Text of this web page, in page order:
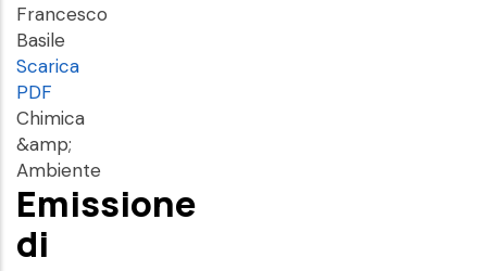
Francesco
Basile
Scarica
PDF
Chimica
&amp;
Ambiente
Emissione
di